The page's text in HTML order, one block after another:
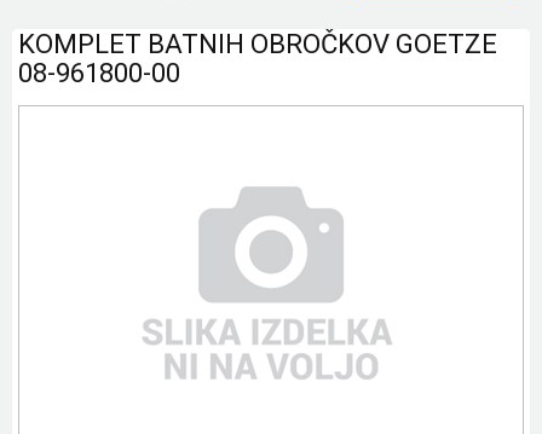
KOMPLET BATNIH OBROČKOV GOETZE
08-961800-00